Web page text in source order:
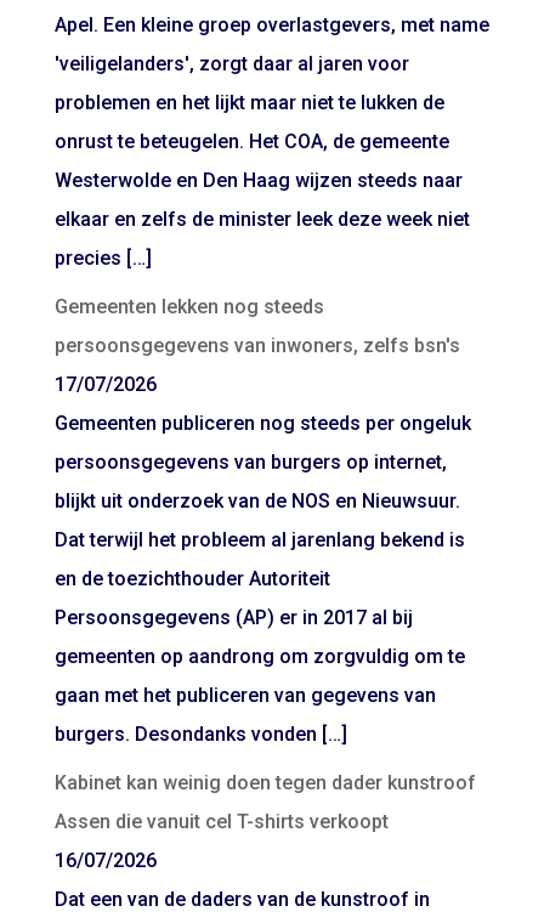
Apel. Een kleine groep overlastgevers, met name
'veiligelanders', zorgt daar al jaren voor
problemen en het lijkt maar niet te lukken de
onrust te beteugelen. Het COA, de gemeente
Westerwolde en Den Haag wijzen steeds naar
elkaar en zelfs de minister leek deze week niet
precies […]
Gemeenten lekken nog steeds
persoonsgegevens van inwoners, zelfs bsn's
17/07/2026
Gemeenten publiceren nog steeds per ongeluk
persoonsgegevens van burgers op internet,
blijkt uit onderzoek van de NOS en Nieuwsuur.
Dat terwijl het probleem al jarenlang bekend is
en de toezichthouder Autoriteit
Persoonsgegevens (AP) er in 2017 al bij
gemeenten op aandrong om zorgvuldig om te
gaan met het publiceren van gegevens van
burgers. Desondanks vonden […]
Kabinet kan weinig doen tegen dader kunstroof
Assen die vanuit cel T-shirts verkoopt
16/07/2026
Dat een van de daders van de kunstroof in